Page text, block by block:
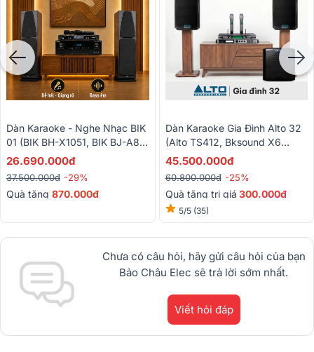
Dàn Karaoke - Nghe Nhạc BIK
01 (BIK BH-X1051, BIK BJ-A88,
BIK BJ-U200)
26.690.000đ
37.500.000đ -29%
Quà tặng 870.000đ
Dàn Karaoke Gia Đình Alto 32
(Alto TS412, Bksound X6
Luxury, Alto TS12S,Baiervires
45.500.000đ
60.800.000đ -25%
Quà tặng trị giá 300.000đ
5/5 (35)
Chưa có câu hỏi, hãy gửi câu hỏi của bạn
Bảo Châu Elec sẽ trả lời sớm nhất.
Viết hỏi đáp